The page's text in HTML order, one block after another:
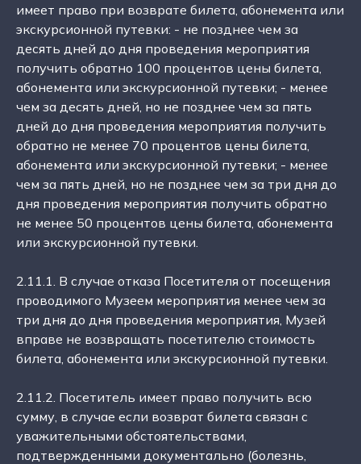
имеет право при возврате билета, абонемента или
экскурсионной путевки: - не позднее чем за
десять дней до дня проведения мероприятия
получить обратно 100 процентов цены билета,
абонемента или экскурсионной путевки; - менее
чем за десять дней, но не позднее чем за пять
дней до дня проведения мероприятия получить
обратно не менее 70 процентов цены билета,
абонемента или экскурсионной путевки; - менее
чем за пять дней, но не позднее чем за три дня до
дня проведения мероприятия получить обратно
не менее 50 процентов цены билета, абонемента
или экскурсионной путевки.
2.11.1. В случае отказа Посетителя от посещения
проводимого Музеем мероприятия менее чем за
три дня до дня проведения мероприятия, Музей
вправе не возвращать посетителю стоимость
билета, абонемента или экскурсионной путевки.
2.11.2. Посетитель имеет право получить всю
сумму, в случае если возврат билета связан с
уважительными обстоятельствами,
подтвержденными документально (болезнь,